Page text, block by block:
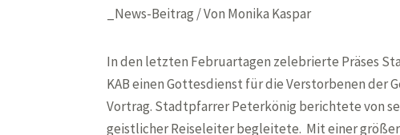
_News-Beitrag / Von Monika Kaspar
In den letzten Februartagen zelebrierte Präses
KAB einen Gottesdienst für die Verstorbenen der
Vortrag. Stadtpfarrer Peterkönig berichtete von
geistlicher Reiseleiter begleitete. Mit einer